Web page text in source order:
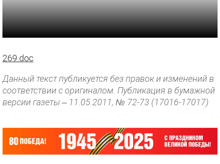
269.doc
Данный текст публикуется без правок и изменений в
соответствии с оригиналом. Публикация в бумажной
версии газеты – 11.05.2011, № 72-73 (17016-17017)